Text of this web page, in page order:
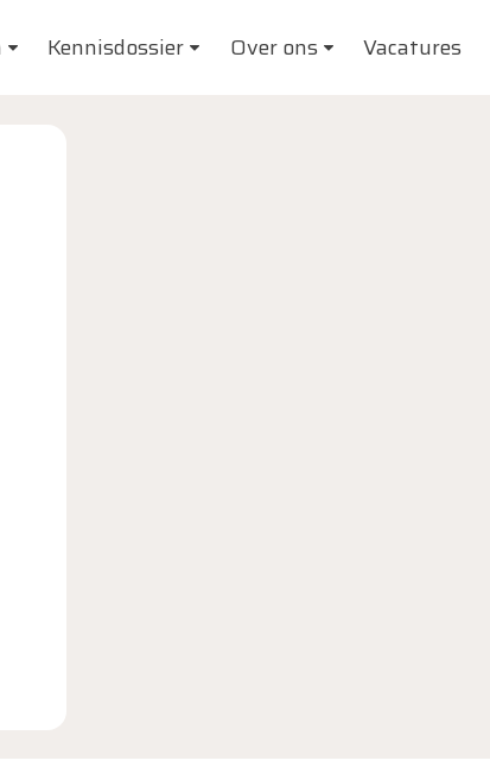
Kennisdossier Over ons Vacatures